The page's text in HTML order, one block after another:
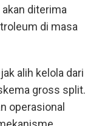
diterima
di masa
alih kelola dari
gross split.
operasional